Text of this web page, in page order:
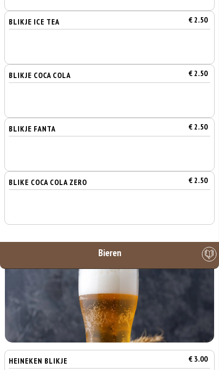
BLIKJE ICE TEA € 2.50
BLIKJE COCA COLA € 2.50
BLIKJE FANTA € 2.50
BLIKE COCA COLA ZERO € 2.50
Bieren
HEINEKEN BLIKJE € 3.00